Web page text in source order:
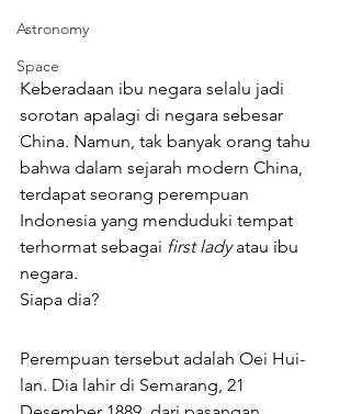
Astronomy
Space
Keberadaan ibu negara selalu jadi
sorotan apalagi di negara sebesar
China. Namun, tak banyak orang tahu
bahwa dalam sejarah modern China,
terdapat seorang perempuan
Indonesia yang menduduki tempat
terhormat sebagai first lady atau ibu
negara.
Siapa dia?
Perempuan tersebut adalah Oei Hui-
lan. Dia lahir di Semarang, 21